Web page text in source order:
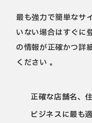
最も強力で簡単なサ
いない場合はすぐに
の情報が正確かつ詳
ください 。
正確な店舗名、
ビジネスに最も